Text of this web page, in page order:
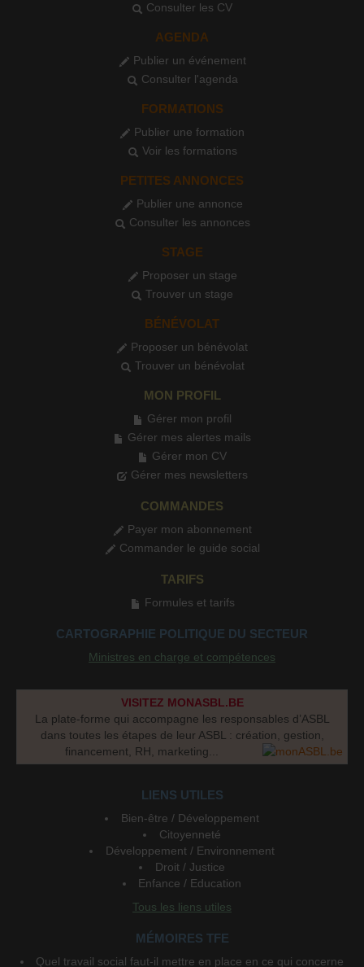
Consulter les CV
AGENDA
Publier un événement
Consulter l'agenda
FORMATIONS
Publier une formation
Voir les formations
PETITES ANNONCES
Publier une annonce
Consulter les annonces
STAGE
Proposer un stage
Trouver un stage
BÉNÉVOLAT
Proposer un bénévolat
Trouver un bénévolat
MON PROFIL
Gérer mon profil
Gérer mes alertes mails
Gérer mon CV
Gérer mes newsletters
COMMANDES
Payer mon abonnement
Commander le guide social
TARIFS
Formules et tarifs
CARTOGRAPHIE POLITIQUE DU SECTEUR
Ministres en charge et compétences
VISITEZ MONASBL.BE
La plate-forme qui accompagne les responsables d’ASBL
dans toutes les étapes de leur ASBL : création, gestion,
financement, RH, marketing...
LIENS UTILES
Bien-être / Développement
Citoyenneté
Développement / Environnement
Droit / Justice
Enfance / Education
Tous les liens utiles
MÉMOIRES TFE
Quel travail social faut-il mettre en place en ce qui concerne